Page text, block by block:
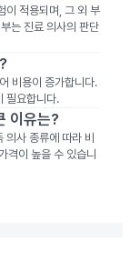
이 적용되며, 그 외 부
는 진료 의사의 판단
비용이 증가합니다.
필요합니다.
이유는?
사 종류에 따라 비
격이 높을 수 있습니